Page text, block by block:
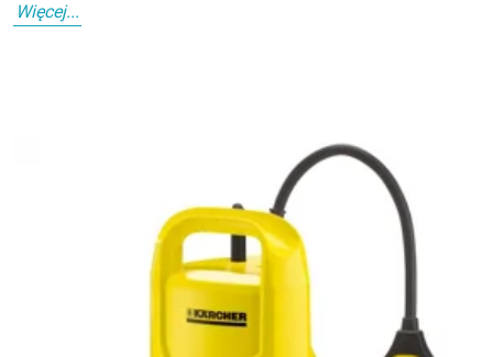
Więcej...